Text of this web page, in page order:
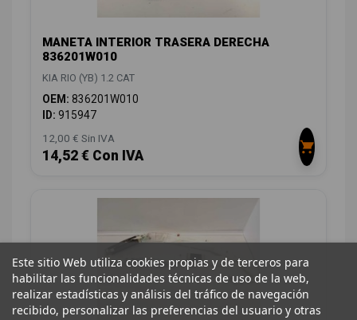
MANETA INTERIOR TRASERA DERECHA
836201W010
KIA RIO (YB) 1.2 CAT
OEM: 836201W010
ID: 915947
12,00 € Sin IVA
14,52 € Con IVA
Este sitio Web utiliza cookies propias y de terceros para
habilitar las funcionalidades técnicas de uso de la web,
realizar estadísticas y análisis del tráfico de navegación
recibido, personalizar las preferencias del usuario y otras